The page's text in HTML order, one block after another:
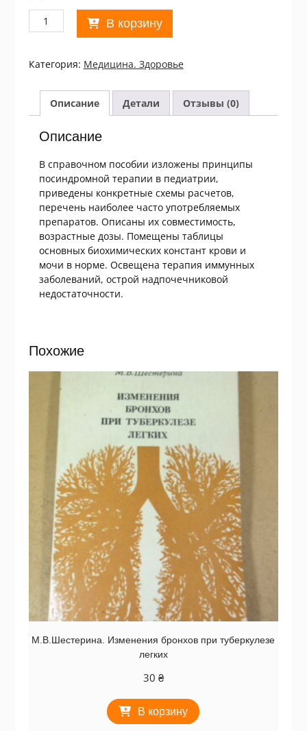
Количество
товара
состояния
детей
В корзину
Категория: Медицина. Здоровье
Описание Детали Отзывы (0)
Описание
В справочном пособии изложены принципы
посиндромной терапии в педиатрии,
приведены конкретные схемы расчетов,
перечень наиболее часто употребляемых
препаратов. Описаны их совместимость,
возрастные дозы. Помещены таблицы
основных биохимических констант крови и
мочи в норме. Освещена терапия иммунных
заболеваний, острой надпочечниковой
недостаточности.
Похожие
М.В.Шестерина. Изменения бронхов при туберкулезе
легких
30 ₴
В корзину